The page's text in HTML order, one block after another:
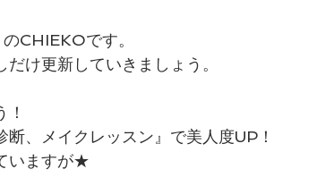
お知らせ 美ウォークレッスン
断(ブラッシュアップレッスン)
CHIEKOです。
け更新していきましょう。
断、メイクレッスン』で美人度UP！
いますが★